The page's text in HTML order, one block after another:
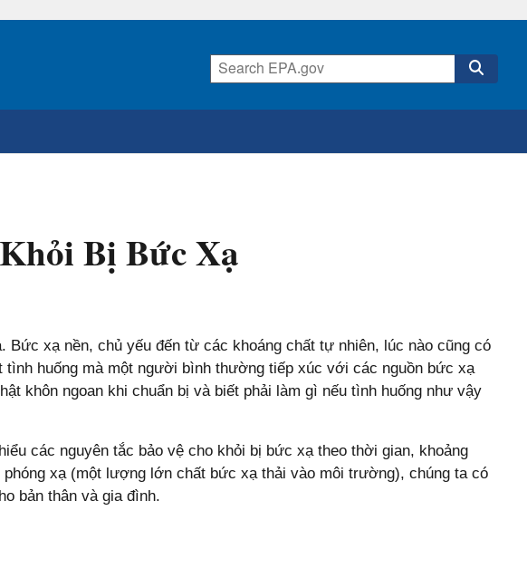
Bị Bức Xạ
Bức xạ nền, chủ yếu đến từ các khoáng chất tự nhiên, lúc nào cũng có
huống mà một người bình thường tiếp xúc với các nguồn bức xạ
khôn ngoan khi chuẩn bị và biết phải làm gì nếu tình huống như vậy
các nguyên tắc bảo vệ cho khỏi bị bức xạ theo thời gian, khoảng
xạ (một lượng lớn chất bức xạ thải vào môi trường), chúng ta có
bản thân và gia đình.